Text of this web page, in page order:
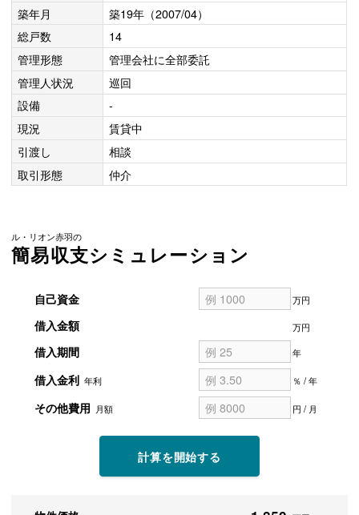
築年月
築19年（2007/04）
総戸数
14
管理形態
管理会社に全部委託
管理人状況
巡回
設備
-
現況
賃貸中
引渡し
相談
取引形態
仲介
ル・リオン赤羽の
簡易収支シミュレーション
自己資金 万円
借入金額 万円
借入期間 年
借入金利 年利 ％ / 年
その他費用 月額 円 / 月
計算を開始する